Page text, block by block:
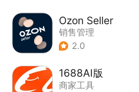
Ozon Seller
销售管理
2.0
1688AI版
商家工具